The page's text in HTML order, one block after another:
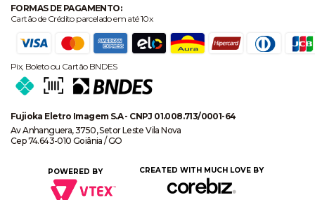
FORMAS DE PAGAMENTO:
Cartão de Crédito parcelado em até 10x
Pix, Boleto ou Cartão BNDES
Fujioka Eletro Imagem S.A - CNPJ 01.008.713/0001-64
Av Anhanguera, 3750, Setor Leste Vila Nova
Cep 74.643-010 Goiânia / GO
POWERED BY CREATED WITH MUCH LOVE BY